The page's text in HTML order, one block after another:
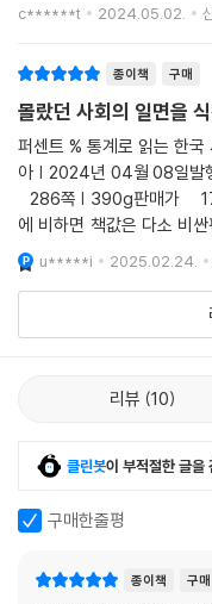
회가 주목해야 한다고 강조
“좋은 일의 퍼센트는 점점
각의 퍼센트 진행이 거꾸로
서 이 책을 썼다고 생각한다
커의 말이다.
c******t 2024.05.02.
종이책 구매
몰랐던 사회의 일면을
퍼센트 % 통계로 읽는 한
아 | 2024년 04월 08일
286쪽 | 390g판매가
에 비하면 책값은 다소 비
찮았다.내용: 일단 번역서가
않써서 좋다.여기사 나오
u*****i 2025.02.24.
리뷰 10
클린봇이 부적절한 글을
구매한줄평
종이책 구매